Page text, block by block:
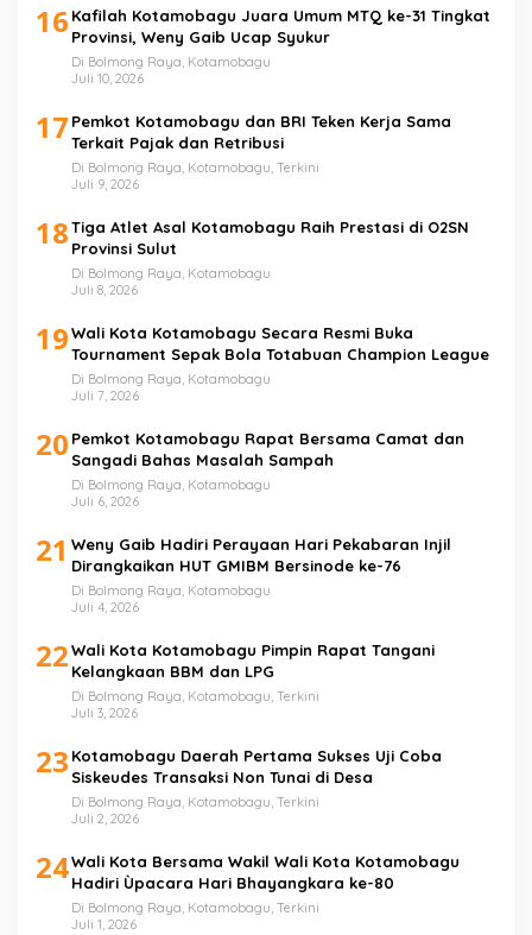
16 Kafilah Kotamobagu Juara Umum MTQ ke-31 Tingkat
Provinsi, Weny Gaib Ucap Syukur
Di Bolmong Raya, Kotamobagu
Juli 10, 2026
17 Pemkot Kotamobagu dan BRI Teken Kerja Sama
Terkait Pajak dan Retribusi
Di Bolmong Raya, Kotamobagu, Terkini
Juli 9, 2026
18Tiga Atlet Asal Kotamobagu Raih Prestasi di O2SN
Provinsi Sulut
Di Bolmong Raya, Kotamobagu
Juli 8, 2026
19Wali Kota Kotamobagu Secara Resmi Buka
Tournament Sepak Bola Totabuan Champion League
Di Bolmong Raya, Kotamobagu
Juli 7, 2026
20 Pemkot Kotamobagu Rapat Bersama Camat dan
Sangadi Bahas Masalah Sampah
Di Bolmong Raya, Kotamobagu
Juli 6, 2026
21 Weny Gaib Hadiri Perayaan Hari Pekabaran Injil
Dirangkaikan HUT GMIBM Bersinode ke-76
Di Bolmong Raya, Kotamobagu
Juli 4, 2026
22Wali Kota Kotamobagu Pimpin Rapat Tangani
Kelangkaan BBM dan LPG
Di Bolmong Raya, Kotamobagu, Terkini
Juli 3, 2026
23 Kotamobagu Daerah Pertama Sukses Uji Coba
Siskeudes Transaksi Non Tunai di Desa
Di Bolmong Raya, Kotamobagu, Terkini
Juli 2, 2026
24Wali Kota Bersama Wakil Wali Kota Kotamobagu
Hadiri Ùpacara Hari Bhayangkara ke-80
Di Bolmong Raya, Kotamobagu, Terkini
Juli 1, 2026